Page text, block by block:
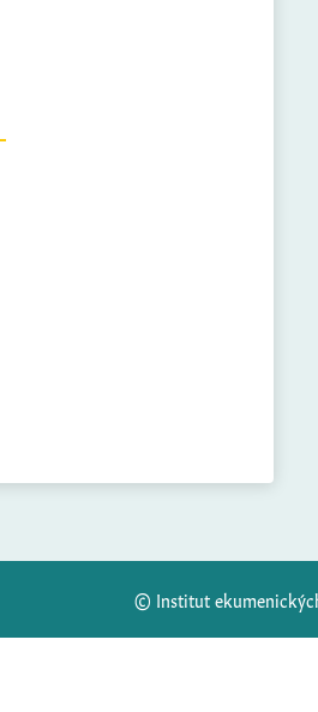
© Institut